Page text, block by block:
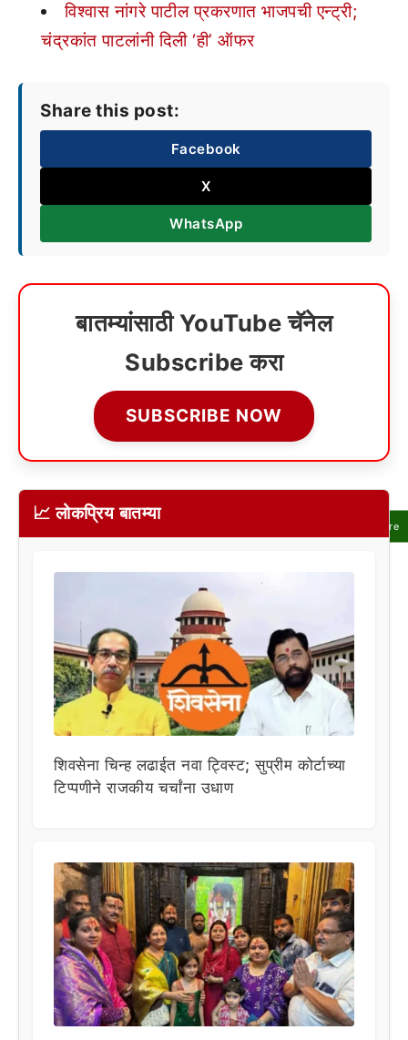
Share
विश्वास नांगरे पाटील प्रकरणात भाजपची एन्ट्री;
चंद्रकांत पाटलांनी दिली ‘ही’ ऑफर
Share this post:
Facebook
X
WhatsApp
बातम्यांसाठी YouTube चॅनेल
Subscribe करा
SUBSCRIBE NOW
📈 लोकप्रिय बातम्या
शिवसेना चिन्ह लढाईत नवा ट्विस्ट; सुप्रीम कोर्टाच्या
टिप्पणीने राजकीय चर्चांना उधाण